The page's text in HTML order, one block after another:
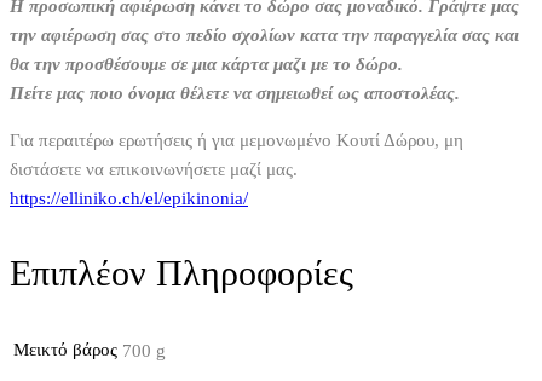
Η προσωπική αφιέρωση κάνει το δώρο σας μοναδικό. Γράψτε μας
την αφιέρωση σας στο πεδίο σχολίων κατα την παραγγελία σας και
θα την προσθέσουμε σε μια κάρτα μαζι με το δώρο.
Πείτε μας ποιο όνομα θέλετε να σημειωθεί ως αποστολέας.
Για περαιτέρω ερωτήσεις ή για μεμονωμένο Κουτί Δώρου, μη
διστάσετε να επικοινωνήσετε μαζί μας.
https://elliniko.ch/el/epikinonia/
Επιπλέον Πληροφορίες
Μεικτό βάρος 700 g